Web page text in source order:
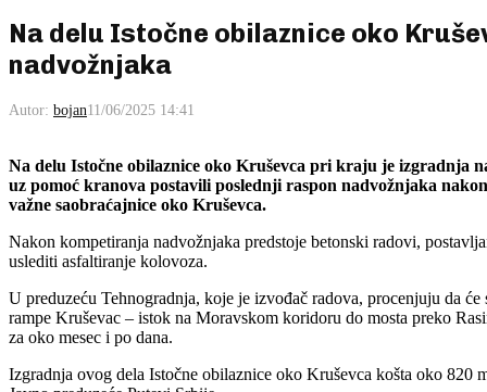
Na delu Istočne obilaznice oko
nadvožnjaka
Autor: bojan11/06/2025 14:41
Na delu Istočne obilaznice oko Kruševca pri kraju je izgradnja
uz pomoć kranova postavili poslednji raspon nadvožnjaka
važne saobraćajnice oko Kruševca.
Nakon kompetiranja nadvožnjaka predstoje betonski radovi,
uslediti asfaltiranje kolovoza.
U preduzeću Tehnogradnja, koje je izvođač radova, procenjuju da
rampe Kruševac – istok na Moravskom koridoru do mosta preko
za oko mesec i po dana.
Izgradnja ovog dela Istočne obilaznice oko Kruševca košta oko 820